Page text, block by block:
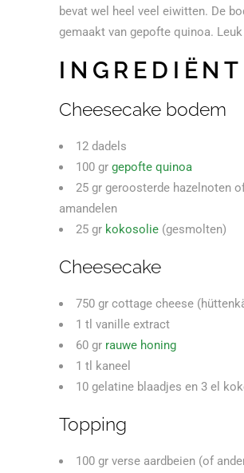
bevat wel heel veel eiwitten. De
gemaakt van gepofte quinoa. Leuk
Cheesecake bodem
12 dadels
100 gr gepofte quinoa
25 gr geroosterde hazelnoten
amandelen
25 gr kokosolie (gesmolten)
Cheesecake
750 gr cottage cheese
1 tl vanille extract
60 gr rauwe honing
1 tl kaneel
10 gelatine blaadjes en 3 el
Topping
100 gr verse aardbeien (of